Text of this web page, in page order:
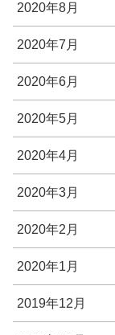
2020年8月
2020年7月
2020年6月
2020年5月
2020年4月
2020年3月
2020年2月
2020年1月
2019年12月